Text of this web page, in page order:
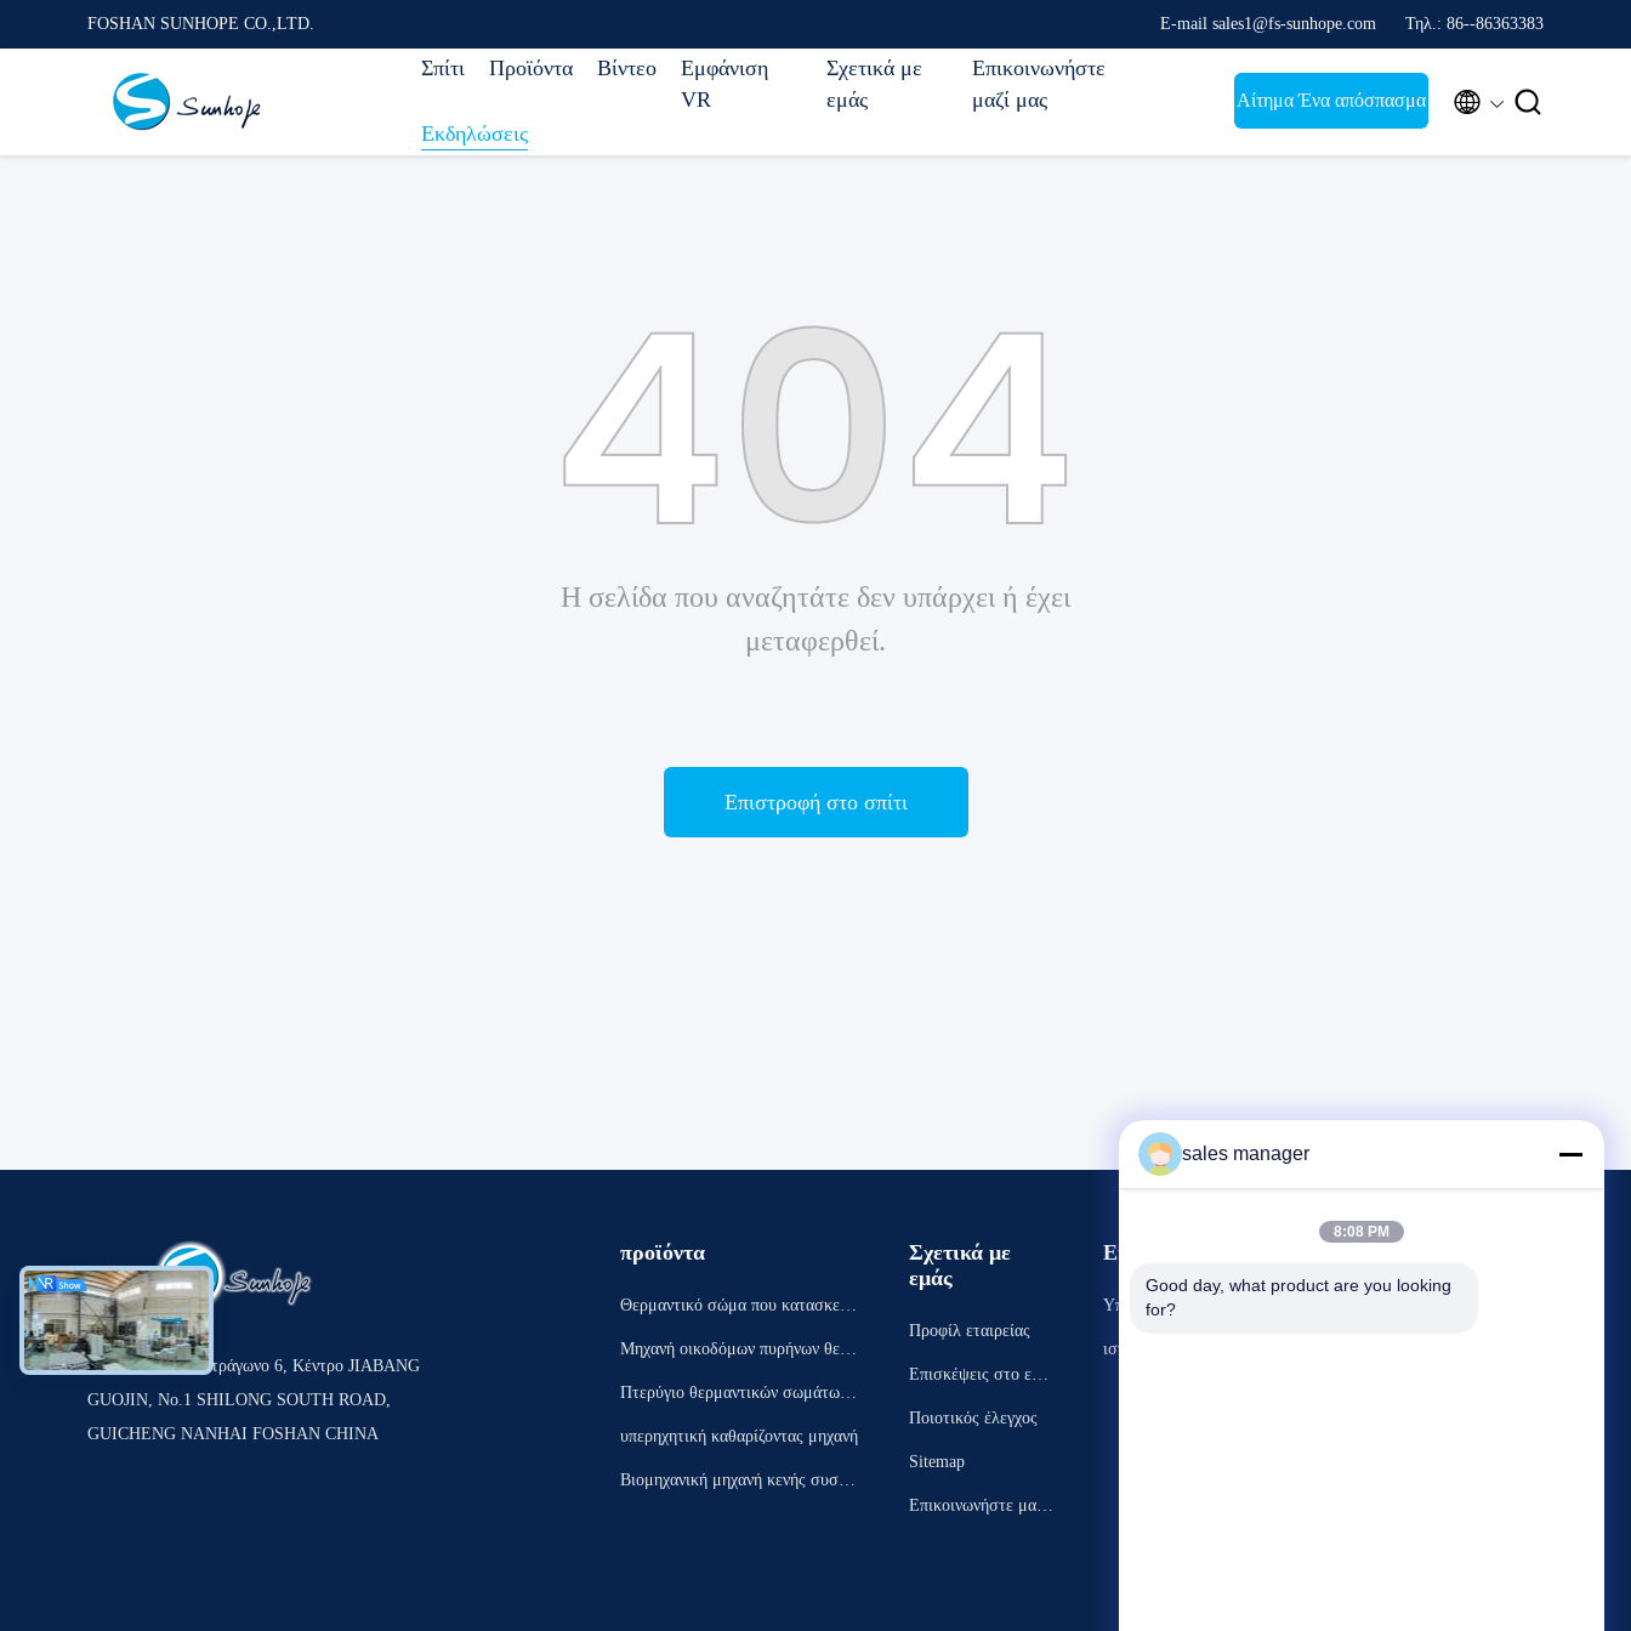
FOSHAN SUNHOPE CO.,LTD. E-mail sales1@fs-sunhope.com Τηλ.: 86--86363383
Σπίτι Προϊόντα Βίντεο
Εμφάνιση
VR
Σχετικά με
εμάς
Επικοινωνήστε
μαζί μας
Εκδηλώσεις
Αίτημα Ένα απόσπασμα  
Η σελίδα που αναζητάτε δεν υπάρχει ή έχει
μεταφερθεί.
Επιστροφή στο σπίτι
Δωμάτιο 1201, τετράγωνο 6, Κέντρο JIABANG
GUOJIN, Νο.1 SHILONG SOUTH ROAD,
GUICHENG NANHAI FOSHAN CHINA
προϊόντα
Θερμαντικό σώμα που κατασκευά
Μηχανή οικοδόμων πυρήνων θερμ
Πτερύγιο θερμαντικών σωμάτων
υπερηχητική καθαρίζοντας μηχανή
Βιομηχανική μηχανή κενής συσκε
Σχετικά με
εμάς
Προφίλ εταιρείας
Επισκέψεις στο εργ
Ποιοτικός έλεγχος
Sitemap
Επικοινωνήστε μαζί
Εκδηλώσεις
Υποθέσεις
ιστολόγιο
sales manager
8:08 PM
Good day, what product are you looking
for?